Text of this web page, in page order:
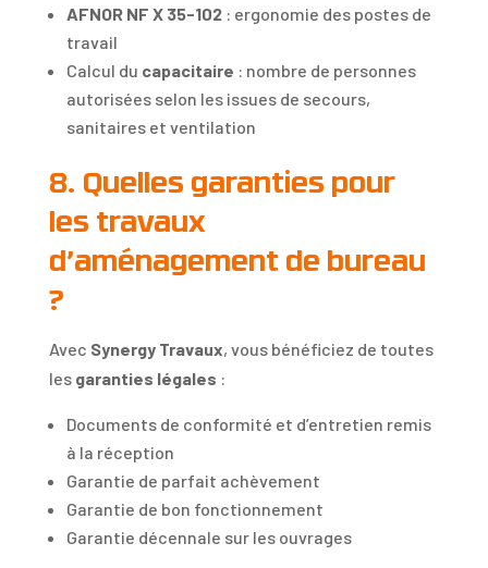
AFNOR NF X 35-102: ergonomie des postes de
travail
Calcul du capacitaire : nombre de personnes
autorisées selon les issues de secours,
sanitaires et ventilation
8. Quelles garanties pour
les travaux
d’aménagement de bureau
?
Avec Synergy Travaux, vous bénéficiez de toutes
les garanties légales :
Documents de conformité et d’entretien remis
à la réception
Garantie de parfait achèvement
Garantie de bon fonctionnement
Garantie décennale sur les ouvrages